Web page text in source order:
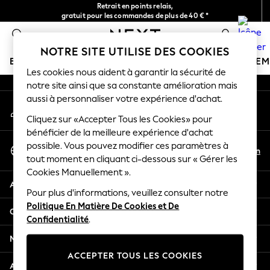
Retrait en points relais,
gratuit pour les commandes de plus de 40 € *
Livraison en 2-3 jours ouvrés*
BOUTIQUE VACANCES
HOLIDAY SHOP
Women's Holiday Shop
All Swimwear
All Beachwear
Bags & Accessories
Beach Dresses & Kaftans
Dresses
Flip Flops
Sliders
Jumpsuits & Playsuits
Linen Collection
Sandals
An error occurred on client
Nos réseaux sociaux
Mon compte
Connexion à votre compte
Sélectionnez Votre Langue
Français
En
Aide
Confidentialité et mentions légales
Ministères
Autres services
NOTRE SITE UTILISE DES COOKIES
Les cookies nous aident à garantir la sécurité de
notre site ainsi que sa constante amélioration mais
aussi à personnaliser votre expérience d'achat.
Cliquez sur «Accepter Tous les Cookies» pour
bénéficier de la meilleure expérience d'achat
possible. Vous pouvez modifier ces paramètres à
tout moment en cliquant ci-dessous sur « Gérer les
Cookies Manuellement ».
Pour plus d'informations, veuillez consulter notre
Politique En Matière De Cookies et De
Confidentialité.
ACCEPTER TOUS LES COOKIES